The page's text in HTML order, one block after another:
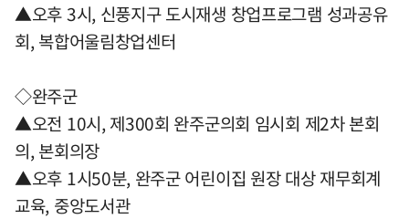
▲오후 3시, 신풍지구 도시재생 창업프로그램 성과공유
회, 복합어울림창업센터
◇완주군
▲오전 10시, 제300회 완주군의회 임시회 제2차 본회
의, 본회의장
▲오후 1시50분, 완주군 어린이집 원장 대상 재무회계
교육, 중앙도서관